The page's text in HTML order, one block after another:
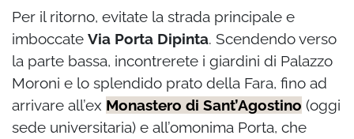
Per il ritorno, evitate la strada principale e
imboccate Via Porta Dipinta. Scendendo verso
la parte bassa, incontrerete i giardini di Palazzo
Moroni e lo splendido prato della Fara, fino ad
arrivare all’ex Monastero di Sant’Agostino (oggi
sede universitaria) e all’omonima Porta, che